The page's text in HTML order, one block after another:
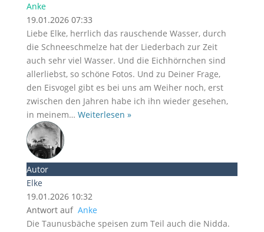
Anke
19.01.2026 07:33
Liebe Elke, herrlich das rauschende Wasser, durch
die Schneeschmelze hat der Liederbach zur Zeit
auch sehr viel Wasser. Und die Eichhörnchen sind
allerliebst, so schöne Fotos. Und zu Deiner Frage,
den Eisvogel gibt es bei uns am Weiher noch, erst
zwischen den Jahren habe ich ihn wieder gesehen,
in meinem… Weiterlesen »
Autor
Elke
19.01.2026 10:32
Antwort auf Anke
Die Taunusbäche speisen zum Teil auch die Nidda.